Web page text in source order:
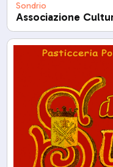
Sondrio
Associazione